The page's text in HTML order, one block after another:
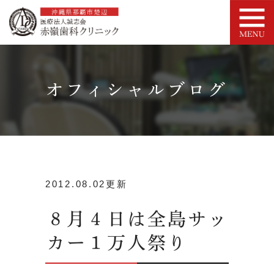
オフィシャルブログ
2012.08.02更新
８月４日は全島サッ
カー１万人祭り